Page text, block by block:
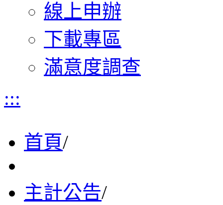
線上申辦
下載專區
滿意度調查
:::
首頁/
主計公告/